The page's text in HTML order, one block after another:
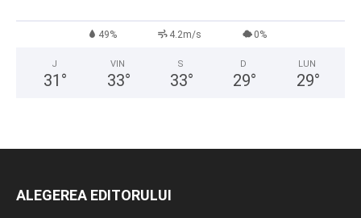
49% 4.2m/s 0%
J
31 °
VIN
33°
S
33°
D
29°
LUN
29°
ALEGEREA EDITORULUI